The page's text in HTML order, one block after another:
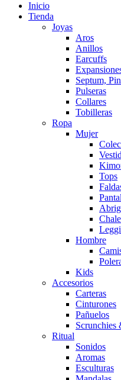
Inicio
Tienda
Joyas
Aros
Anillos
Earcuffs
Septum,
Pulseras
Collares
Tobilleras
Ropa
Mujer
Tops
Hombre
Kids
Accesorios
Carteras
Cinturones
Pañuelos
Scrunchies
Ritual
Sonidos
Aromas
Esculturas